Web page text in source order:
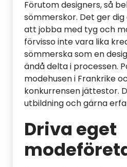
Förutom designers, så
sömmerskor. Det ger
att jobba med tyg och
förvisso inte vara lika
sömmerska som en
ändå delta i processen.
modehusen i Frankrike
konkurrensen jättestor.
utbildning och gärna
Driva eget